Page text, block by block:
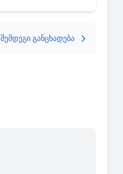
შემდეგი განცხადება